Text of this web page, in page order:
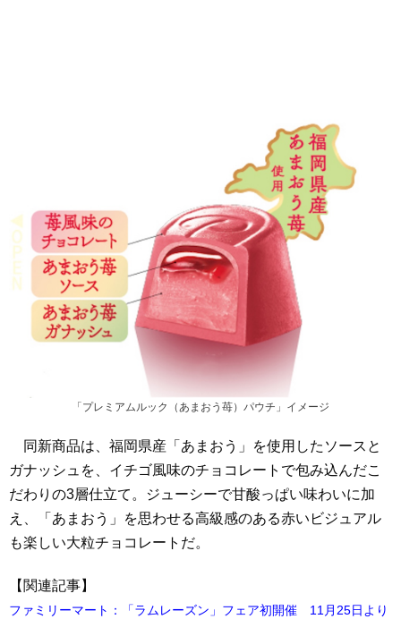
「プレミアムルック（あまおう苺）パウチ」イメージ
同新商品は、福岡県産「あまおう」を使用したソースと
ガナッシュを、イチゴ風味のチョコレートで包み込んだこ
だわりの3層仕立て。ジューシーで甘酸っぱい味わいに加
え、「あまおう」を思わせる高級感のある赤いビジュアル
も楽しい大粒チョコレートだ。
【関連記事】
ファミリーマート：「ラムレーズン」フェア初開催 11月25日より